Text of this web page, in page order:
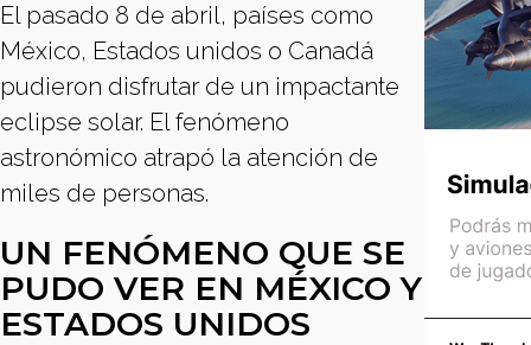
El pasado 8 de abril, países como
México, Estados unidos o Canadá
pudieron disfrutar de un impactante
eclipse solar. El fenómeno
astronómico atrapó la atención de
miles de personas.
UN FENÓMENO QUE SE
PUDO VER EN MÉXICO Y
ESTADOS UNIDOS